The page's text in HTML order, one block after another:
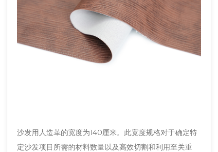
沙发用人造革的宽度为140厘米。此宽度规格对于确定特
定沙发项目所需的材料数量以及高效切割和利用至关重